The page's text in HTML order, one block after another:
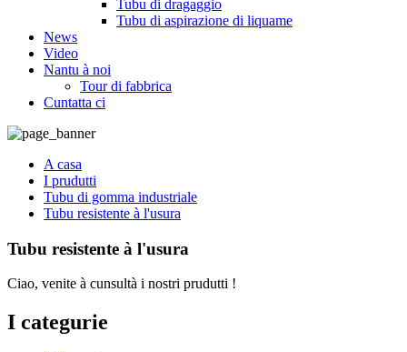
Tubu di dragaggio
Tubu di aspirazione di liquame
News
Video
Nantu à noi
Tour di fabbrica
Cuntatta ci
A casa
I prudutti
Tubu di gomma industriale
Tubu resistente à l'usura
Tubu resistente à l'usura
Ciao, venite à cunsultà i nostri prudutti !
I categurie